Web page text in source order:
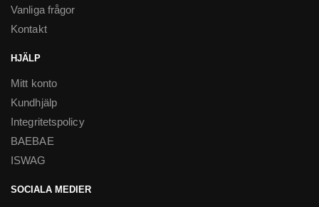
Vanliga frågor
Kontakt
HJÄLP
Mitt konto
Kundhjälp
Integritetspolicy
BAEBAE
ISWAG
SOCIALA MEDIER